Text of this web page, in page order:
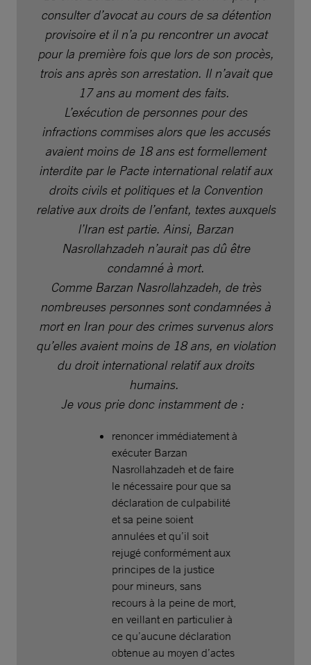
consulter d’avocat au cours de sa détention
provisoire et il n’a pu rencontrer un avocat
pour la première fois que lors de son procès,
trois ans après son arrestation. Il n’avait que
17 ans au moment des faits.
L’exécution de personnes pour des
infractions commises alors que les accusés
avaient moins de 18 ans est formellement
interdite par le Pacte international relatif aux
droits civils et politiques et la Convention
relative aux droits de l’enfant, textes auxquels
l’Iran est partie. Ainsi, Barzan
Nasrollahzadeh n’aurait pas dû être
condamné à mort.
Comme Barzan Nasrollahzadeh, de très
nombreuses personnes sont condamnées à
mort en Iran pour des crimes survenus alors
qu’elles avaient moins de 18 ans, en violation
du droit international relatif aux droits
humains.
Je vous prie donc instamment de :
renoncer immédiatement à
exécuter Barzan
Nasrollahzadeh et de faire
le nécessaire pour que sa
déclaration de culpabilité
et sa peine soient
annulées et qu’il soit
rejugé conformément aux
principes de la justice
pour mineurs, sans
recours à la peine de mort,
en veillant en particulier à
ce qu’aucune déclaration
obtenue au moyen d’actes